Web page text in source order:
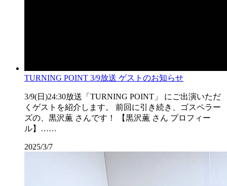
TURNING POINT 3/9放送 ゲストのお知らせ
3/9(日)24:30放送「TURNING POINT」 にご出演いただ
くゲストを紹介します。 前回に引き続き、ゴスペラー
ズの、黒沢薫 さんです！ 【黒沢薫 さん プロフィー
ル】……
2025/3/7